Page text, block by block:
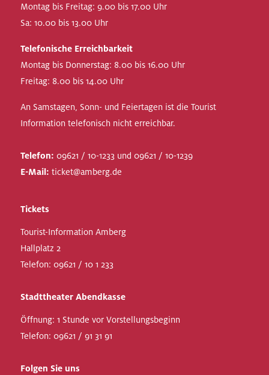
Montag bis Freitag: 9.00 bis 17.00 Uhr
Sa: 10.00 bis 13.00 Uhr
Telefonische Erreichbarkeit
Montag bis Donnerstag: 8.00 bis 16.00 Uhr
Freitag: 8.00 bis 14.00 Uhr
An Samstagen, Sonn- und Feiertagen ist die Tourist
Information telefonisch nicht erreichbar.
Telefon: 09621 / 10-1233 und 09621 / 10-1239
E-Mail: ticket@amberg.de
Tickets
Tourist-Information Amberg
Hallplatz 2
Telefon: 09621 / 10 1 233
Stadttheater Abendkasse
Öffnung: 1 Stunde vor Vorstellungsbeginn
Telefon: 09621 / 91 31 91
Folgen Sie uns